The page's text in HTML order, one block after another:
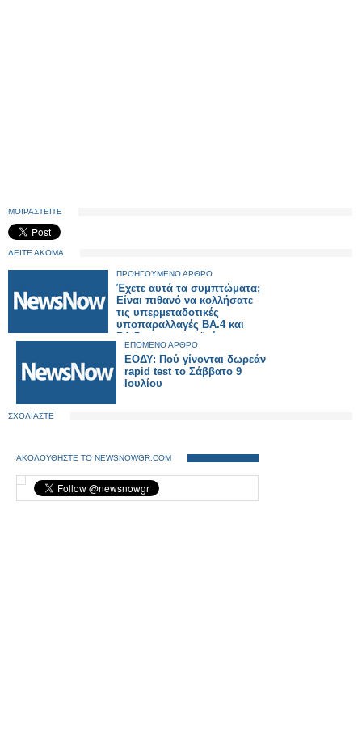
ΜΟΙΡΑΣΤΕΙΤΕ
ΔΕΙΤΕ ΑΚΟΜΑ
ΠΡΟΗΓΟΥΜΕΝΟ ΑΡΘΡΟ
Έχετε αυτά τα συμπτώματα;
Είναι πιθανό να κολλήσατε
τις υπερμεταδοτικές
υποπαραλλαγές BA.4 και
BA.5 του κορονοϊού
ΕΠΟΜΕΝΟ ΑΡΘΡΟ
ΕΟΔΥ: Πού γίνοvται δωρεάν
rapid test το Σάββατο 9
Ιουλίου
ΣΧΟΛΙΑΣΤΕ
ΑΚΟΛΟΥΘΗΣΤΕ ΤΟ NEWSNOWGR.COM